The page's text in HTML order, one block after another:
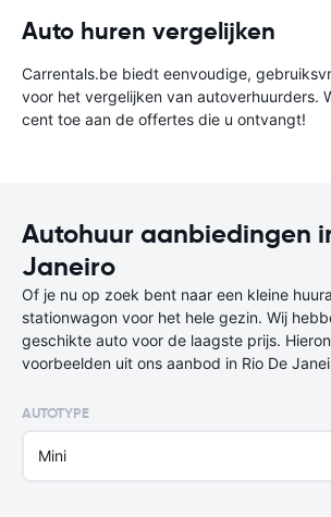
Auto huren vergelijken
Carrentals.be biedt eenvoudige,
voor het vergelijken van autoverhuurders.
cent toe aan de offertes die u ontvangt!
Autohuur aanbiedingen
Janeiro
Of je nu op zoek bent naar een kleine
stationwagon voor het hele gezin. Wij
geschikte auto voor de laagste prijs.
voorbeelden uit ons aanbod in Rio De
AUTOTYPE
Mini